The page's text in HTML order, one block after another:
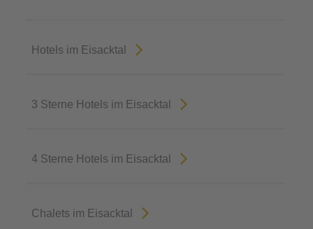
Hotels im Eisacktal
3 Sterne Hotels im Eisacktal
4 Sterne Hotels im Eisacktal
Chalets im Eisacktal